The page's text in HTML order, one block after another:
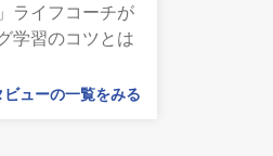
ライフコーチが
学習のコツとは
ューの一覧をみる